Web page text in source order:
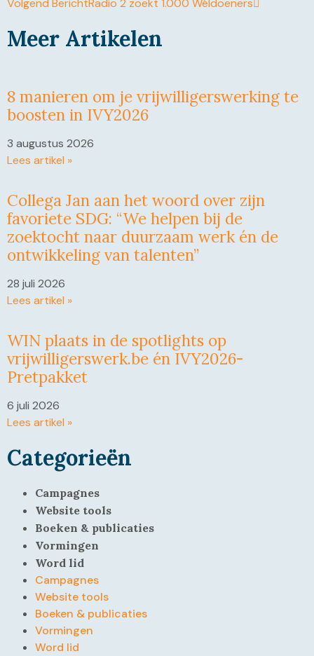
Volgend BerichtRadio 2 zoekt 1.000 Wéldoeners
Meer Artikelen
8 manieren om je vrijwilligerswerking te
boosten in IVY2026
3 augustus 2026
Lees artikel »
Collega Jan aan het woord over zijn
favoriete SDG: “We helpen bij de
zoektocht naar duurzaam werk én de
ontwikkeling van talenten”
28 juli 2026
Lees artikel »
WIN plaats in de spotlights op
vrijwilligerswerk.be én IVY2026-
Pretpakket
6 juli 2026
Lees artikel »
Categorieën
Campagnes
Website tools
Boeken & publicaties
Vormingen
Word lid
Campagnes
Website tools
Boeken & publicaties
Vormingen
Word lid